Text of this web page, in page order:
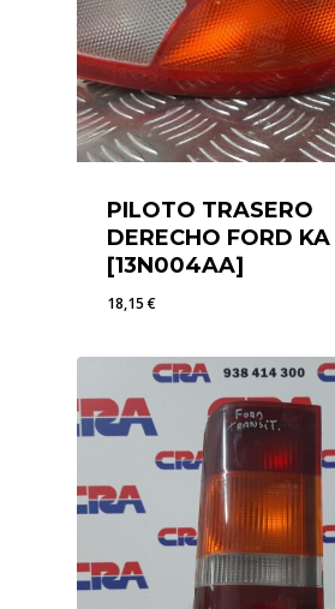
PILOTO TRASERO
DERECHO FORD KA
[13N004AA]
18,15€